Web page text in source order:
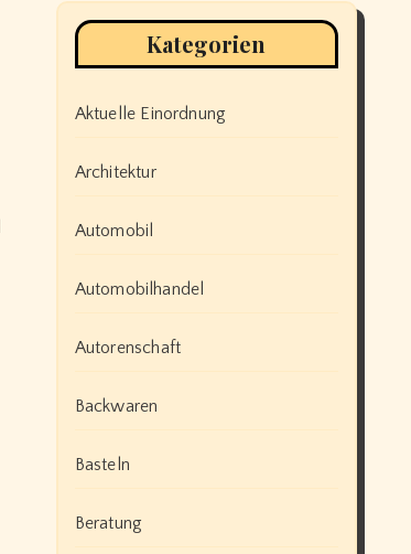
Kategorien
Aktuelle Einordnung
Architektur
Automobil
Automobilhandel
Autorenschaft
Backwaren
Basteln
Beratung